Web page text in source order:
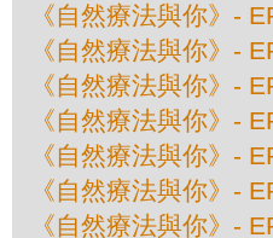
《自然療法與你》-
《自然療法與你》-
《自然療法與你》-
《自然療法與你》-
《自然療法與你》-
《自然療法與你》-
《自然療法與你》-